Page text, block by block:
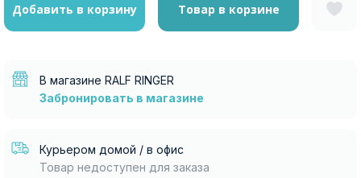
Добавить в корзину Товар в корзине
В магазине RALF RINGER
Забронировать в магазине
Курьером домой / в офис
Товар недоступен для заказа